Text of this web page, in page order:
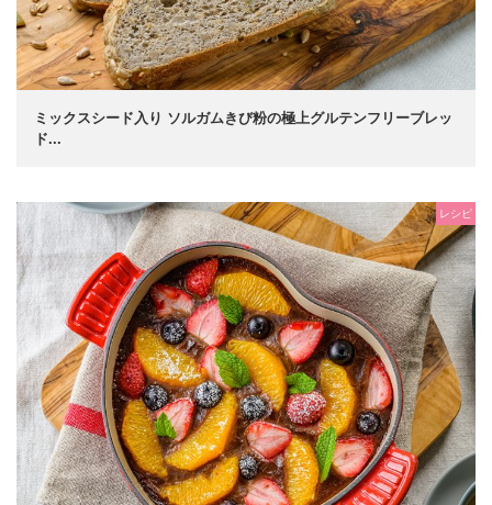
ミックスシード入り ソルガムきび粉の極上グルテンフリーブレッ
ド...
レシピ